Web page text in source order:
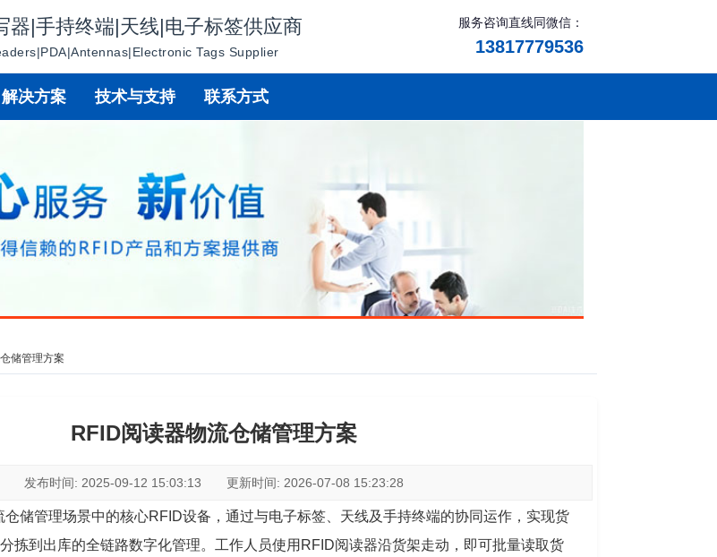
器|手持终端|天线|电子标签供应商
Tags Supplier
服务咨询直线同微信：
13817779536
解决方案 技术与支持 联系方式
储管理方案
RFID阅读器物流仓储管理方案
发布时间: 2025-09-12 15:03:13 更新时间: 2026-07-08 15:23:28
仓储管理场景中的核心RFID设备，通过与电子标签、天线及手持终端的协同运作，实现货
拣到出库的全链路数字化管理。工作人员使用RFID阅读器沿货架走动，即可批量读取货